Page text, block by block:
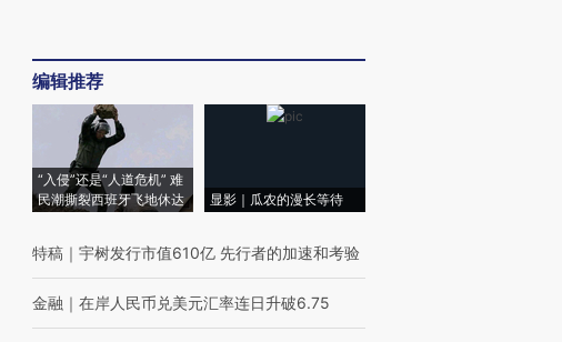
编辑推荐
“入侵”还是“人道危机” 难
民潮撕裂西班牙飞地休达
显影｜瓜农的漫长等待
特稿 ｜ 宇树发行市值610亿 先行者的加速和考验
金融 ｜ 在岸人民币兑美元汇率连日升破6.75